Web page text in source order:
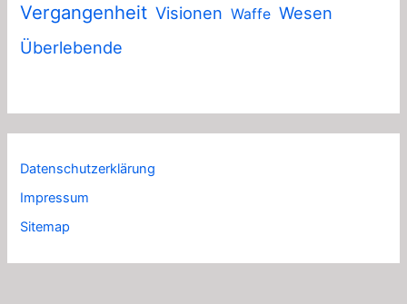
Vergangenheit Visionen Waffe Wesen
Überlebende
Datenschutzerklärung
Impressum
Sitemap